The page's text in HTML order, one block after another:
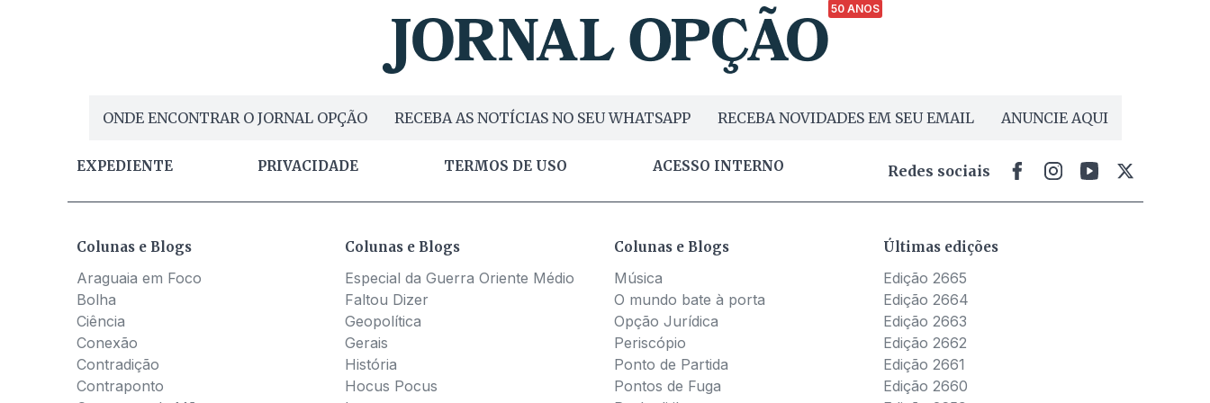
50 ANOS
ONDE ENCONTRAR O JORNAL OPÇÃO RECEBA AS NOTÍCIAS NO SEU WHATSAPP RECEBA NOVIDADES EM SEU EMAIL ANUNCIE AQUI
EXPEDIENTE PRIVACIDADE TERMOS DE USO ACESSO INTERNO Redes sociais
Colunas e Blogs
Araguaia em Foco
Bolha
Ciência
Conexão
Contradição
Contraponto
Colunas e Blogs
Especial da Guerra Oriente Médio
Faltou Dizer
Geopolítica
Gerais
História
Hocus Pocus
Colunas e Blogs
Música
O mundo bate à porta
Opção Jurídica
Periscópio
Ponto de Partida
Pontos de Fuga
Últimas edições
Edição 2665
Edição 2664
Edição 2663
Edição 2662
Edição 2661
Edição 2660